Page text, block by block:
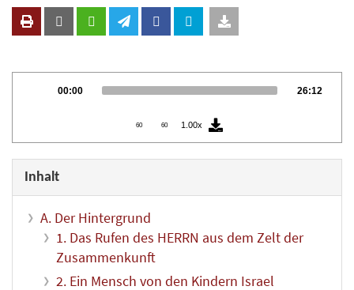
Current
00:00 Total
26:12
60 60 1.00x
Inhalt
A. Der Hintergrund
1. Das Rufen des HERRN aus dem Zelt der
Zusammenkunft
2. Ein Mensch von den Kindern Israel